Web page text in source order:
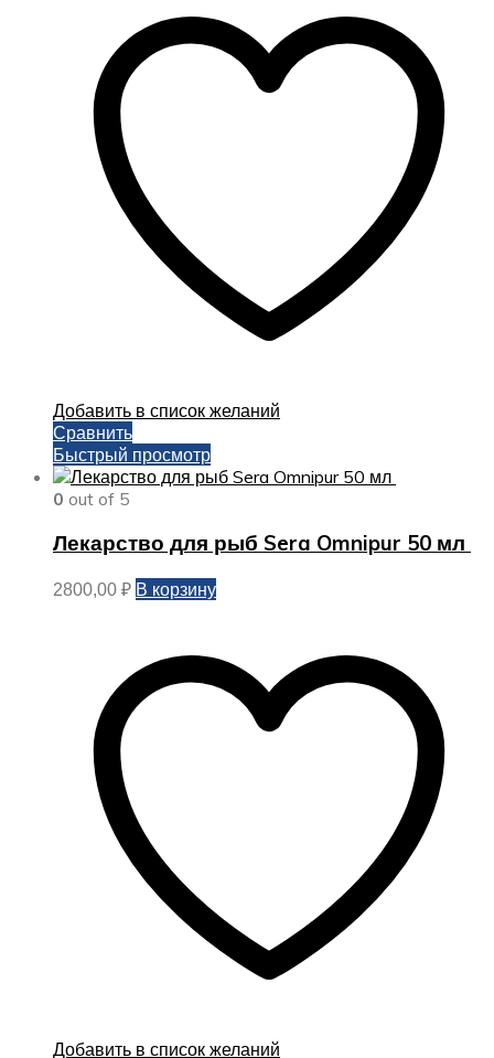
Добавить в список желаний
Сравнить
Быстрый просмотр
0 out of 5
Лекарство для рыб Sera Omnipur 50 мл
2800,00 ₽ В корзину
Добавить в список желаний